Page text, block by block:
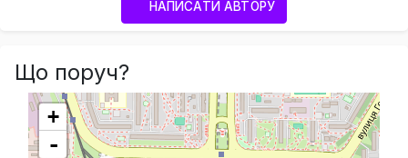
НАПИСАТИ АВТОРУ
Що поруч?
+
-